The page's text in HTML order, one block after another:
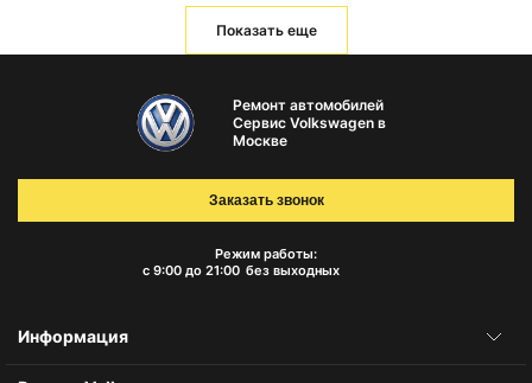
Показать еще
Ремонт автомобилей
Сервис Volkswagen в
Москве
Режим работы:
с 9:00 до 21:00 без выходных
Заказать звонок
Информация